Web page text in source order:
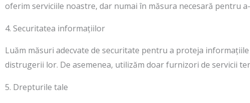
oferim serviciile noastre, dar numai în măsura necesară pentru
4. Securitatea informațiilor
Luăm măsuri adecvate de securitate pentru a proteja
distrugerii lor. De asemenea, utilizăm doar furnizori de servicii
5. Drepturile tale